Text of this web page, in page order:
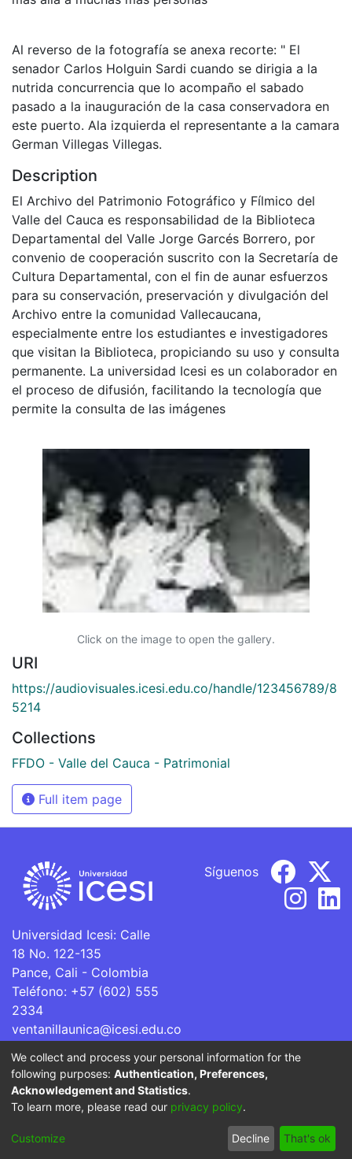
Al reverso de la fotografía se anexa recorte: " El
senador Carlos Holguin Sardi cuando se dirigia a la
nutrida concurrencia que lo acompaño el sabado
pasado a la inauguración de la casa conservadora en
este puerto. Ala izquierda el representante a la camara
German Villegas Villegas.
Description
El Archivo del Patrimonio Fotográfico y Fílmico del
Valle del Cauca es responsabilidad de la Biblioteca
Departamental del Valle Jorge Garcés Borrero, por
convenio de cooperación suscrito con la Secretaría de
Cultura Departamental, con el fin de aunar esfuerzos
para su conservación, preservación y divulgación del
Archivo entre la comunidad Vallecaucana,
especialmente entre los estudiantes e investigadores
que visitan la Biblioteca, propiciando su uso y consulta
permanente. La universidad Icesi es un colaborador en
el proceso de difusión, facilitando la tecnología que
permite la consulta de las imágenes
Click on the image to open the gallery.
URI
https://audiovisuales.icesi.edu.co/handle/123456789/8
5214
Collections
FFDO - Valle del Cauca - Patrimonial
Full item page
Universidad Icesi: Calle
18 No. 122-135
Pance, Cali - Colombia
Teléfono: +57 (602) 555
2334
ventanillaunica@icesi.edu.co
Síguenos
La Universidad Icesi es una Institución de Educación
Superior que se encuentra sujeta a inspección y vigilancia
por parte del Ministerio de Educación Nacional.
Cookie
End User
Agreement
Send
Feedback
We collect and process your personal information for the
following purposes: Authentication, Preferences,
Acknowledgement and Statistics.
To learn more, please read our privacy policy.
Customize Decline That's ok